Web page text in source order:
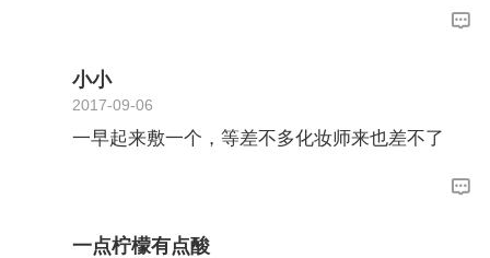
小小
2017-09-06
一早起来敷一个，等差不多化妆师来也差不了
一点柠檬有点酸